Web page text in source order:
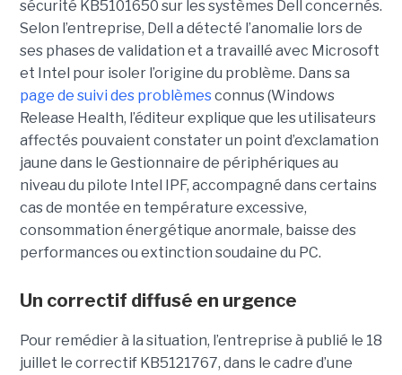
sécurité KB5101650 sur les systèmes Dell concernés.
Selon l’entreprise, Dell a détecté l’anomalie lors de
ses phases de validation et a travaillé avec Microsoft
et Intel pour isoler l’origine du problème. Dans sa
page de suivi des problèmesconnus (Windows
Release Health, l’éditeur explique que les utilisateurs
affectés pouvaient constater un point d’exclamation
jaune dans le Gestionnaire de périphériques au
niveau du pilote Intel IPF, accompagné dans certains
cas de montée en température excessive,
consommation énergétique anormale, baisse des
performances ou extinction soudaine du PC.
Un correctif diffusé en urgence
Pour remédier à la situation, l’entreprise à publié le 18
juillet le correctif KB5121767, dans le cadre d’une